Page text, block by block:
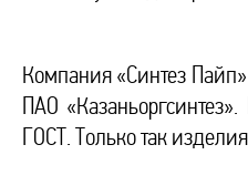
Компания «Синтез
ПАО
ГОСТ. Только так